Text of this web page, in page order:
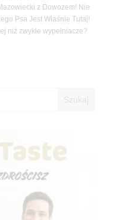
z Dowozem! Nie
Psa Jest Właśnie Tutaj!
niż zwykłe wypełniacze?